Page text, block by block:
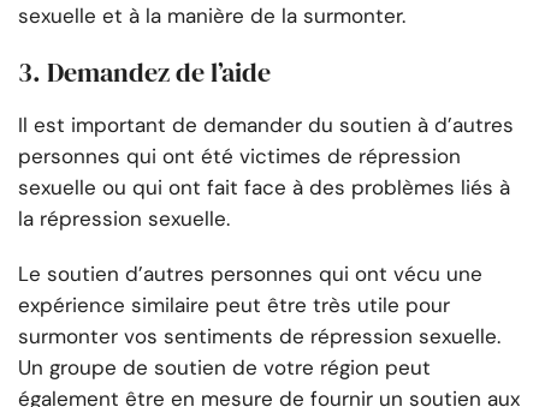
sexuelle et à la manière de la surmonter.
3. Demandez de l’aide
Il est important de demander du soutien à d’autres
personnes qui ont été victimes de répression
sexuelle ou qui ont fait face à des problèmes liés à
la répression sexuelle.
Le soutien d’autres personnes qui ont vécu une
expérience similaire peut être très utile pour
surmonter vos sentiments de répression sexuelle.
Un groupe de soutien de votre région peut
également être en mesure de fournir un soutien aux